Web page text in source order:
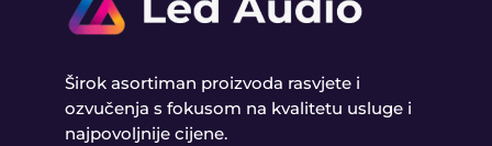
Širok asortiman proizvoda rasvjete i
ozvučenja s fokusom na kvalitetu usluge i
najpovoljnije cijene.